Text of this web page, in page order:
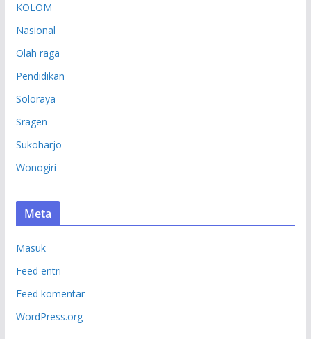
KOLOM
Nasional
Olah raga
Pendidikan
Soloraya
Sragen
Sukoharjo
Wonogiri
Meta
Masuk
Feed entri
Feed komentar
WordPress.org